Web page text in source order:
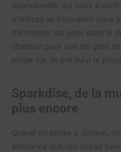
SparkdiseIRL qui nous a
d’indices se trouvaient dans
d’emmener les gens dans le
chanson pour que les gens
projet car ils ont suivi le
Sparkdise, de la
plus encore
Quand on pense à Johann,
ambiance que l’on voyait